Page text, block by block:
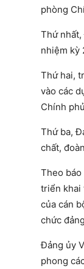
phòng
Thứ
nhiệm kỳ
Thứ hai,
vào các
Chính
Thứ ba,
chất,
Theo
triển khai
của cán
chức
Đảng ủy
phong